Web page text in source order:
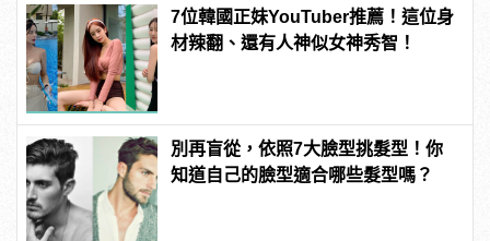
7位韓國正妹YouTuber推薦！這位身
材辣翻、還有人神似女神秀智！
別再盲從，依照7大臉型挑髮型！你
知道自己的臉型適合哪些髮型嗎？